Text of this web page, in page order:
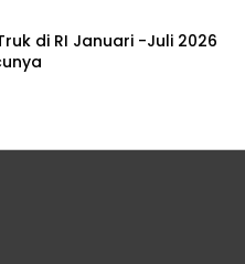
di RI Januari -Juli 2026